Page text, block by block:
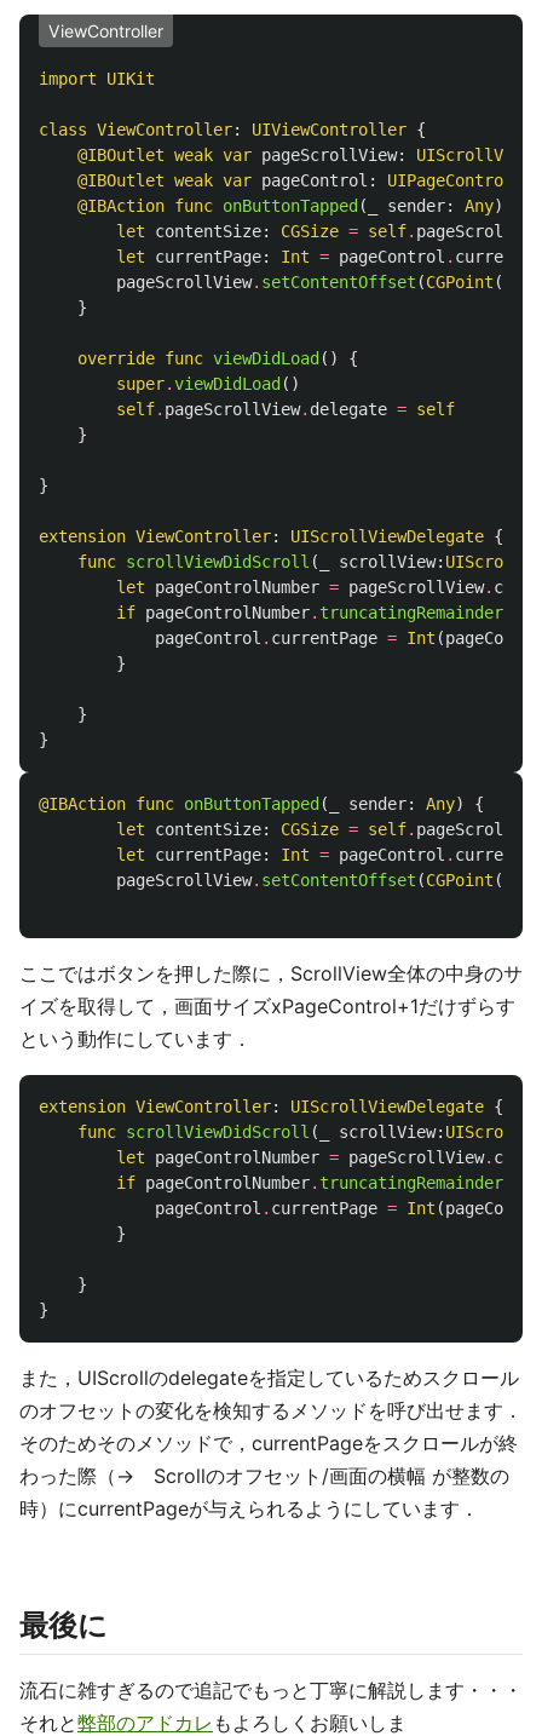
ViewController
import UIKit
class ViewController: UIViewController {
@IBOutlet weak var pageScrollView: UIScrollView
@IBOutlet weak var pageControl : UIPageControl
@IBAction func onButtonTapped ( sender: Any)
let
contentSize: CGSize = self.
let
currentPage: Int = pageControl .
pageScrollView. setContentOffset (CGPoint (
}
override func viewDidLoad ()
{
super.viewDidLoad ()
self. pageScrollView. delegate = self
}
}
extension ViewController: UIScrollViewDelegate {
func scrollViewDidScroll ( scrollView:
let
pageControlNumber = pageScrollView.
if pageControlNumber. truncatingRemainder
pageControl . currentPage = Int (
}
}
}
@IBAction func onButtonTapped ( sender: Any)
{
let
contentSize: CGSize = self.
let
currentPage: Int = pageControl .
pageScrollView. setContentOffset (CGPoint (
ここではボタンを押した際に，ScrollView全体の中身のサ
イズを取得して，画面サイズxPageControl+1だけずらす
という動作にしています．
extension ViewController: UIScrollViewDelegate {
func scrollViewDidScroll ( scrollView:
let
pageControlNumber = pageScrollView.
if pageControlNumber. truncatingRemainder
pageControl . currentPage = Int (
}
}
}
また，UIScrollのdelegateを指定しているためスクロール
のオフセットの変化を検知するメソッドを呼び出せます．
そのためそのメソッドで，currentPageをスクロールが終
わった際（→ Scrollのオフセット/画面の横幅 が整数の
時）にcurrentPageが与えられるようにしています．
最後に
流石に雑すぎるので追記でもっと丁寧に解説します・・・
それと弊部のアドカレ もよろしくお願いしま